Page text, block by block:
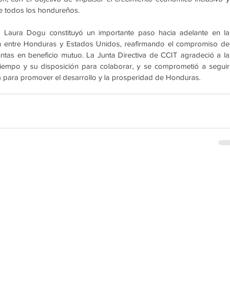
todos los hondureños.
Dogu constituyó un importante paso hacia adelante en la
entre Honduras y Estados Unidos, reafirmando el compromiso de
en beneficio mutuo. La Junta Directiva de CCIT agradeció a la
y su disposición para colaborar, y se comprometió a seguir
para promover el desarrollo y la prosperidad de Honduras.